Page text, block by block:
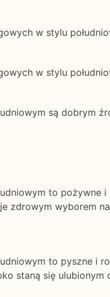
w stylu
w stylu
są dobrym
to pożywne
zdrowym wyborem
to pyszne i
staną się ulubionym